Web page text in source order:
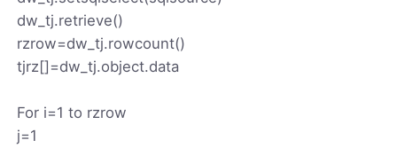
dw_tj.retrieve()
rzrow=dw_tj.rowcount()
tjrz[]=dw_tj.object.data
For i=1 to rzrow
j=1